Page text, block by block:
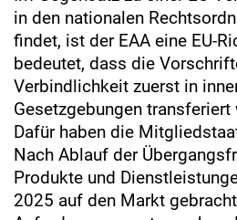
in den nationalen
findet, ist der EAA eine EU-
bedeutet, dass die
Verbindlichkeit zuerst in
Gesetzgebungen transferiert
Dafür haben die
Nach Ablauf der
Produkte und
2025 auf den Markt